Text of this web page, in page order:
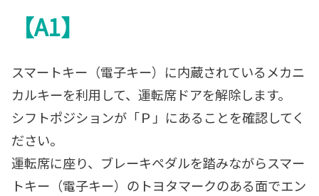
【A1】
スマートキー（電子キー）に内蔵されているメカニ
カルキーを利用して、運転席ドアを解除します。
シフトポジションが「Ｐ」にあることを確認してく
ださい。
運転席に座り、ブレーキペダルを踏みながらスマー
トキー（電子キー）のトヨタマークのある面でエン